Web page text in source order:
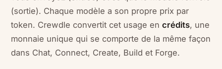
(sortie). Chaque modèle a son propre prix par
token. Crewdle convertit cet usage encrédits, une
monnaie unique qui se comporte de la même façon
dans Chat, Connect, Create, Build et Forge.